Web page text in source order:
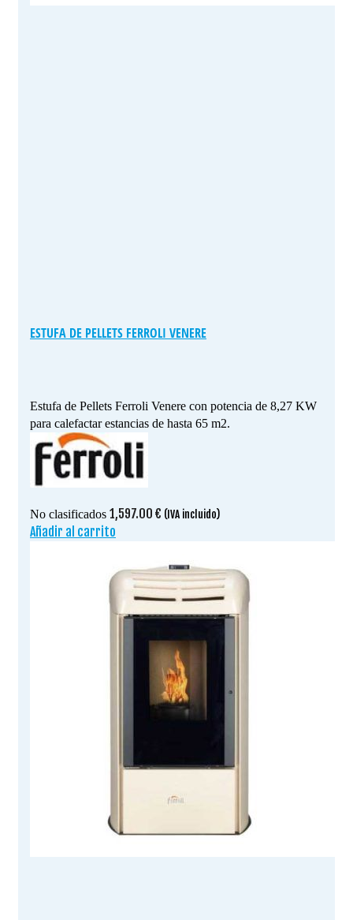
ESTUFA DE PELLETS FERROLI VENERE
Estufa de Pellets Ferroli Venere con potencia de 8,27 KW
para calefactar estancias de hasta 65 m2.
No clasificados 1,597.00 € (IVA incluido)
Añadir al carrito